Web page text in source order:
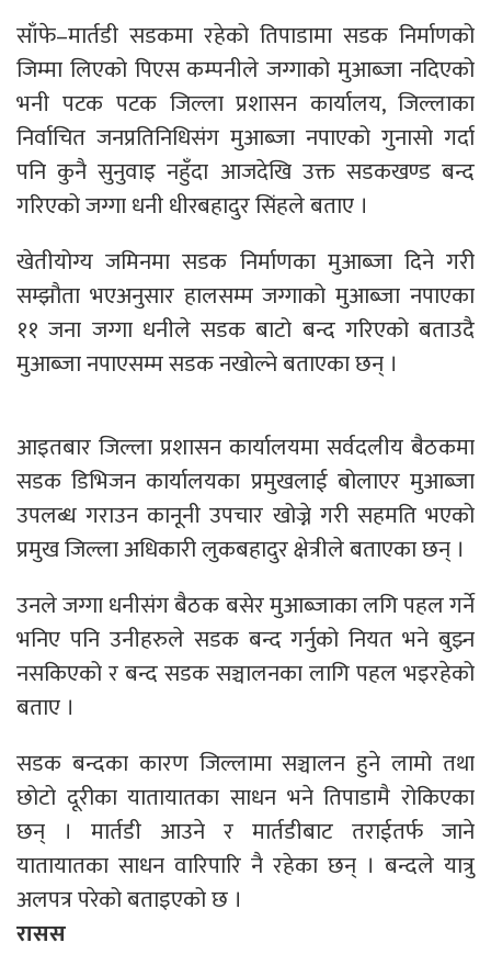
साँफे–मार्तडी सडकमा रहेको तिपाडामा सडक निर्माणको
जिम्मा लिएको पिएस कम्पनीले जग्गाको मुआब्जा नदिएको
भनी पटक पटक जिल्ला प्रशासन कार्यालय, जिल्लाका
निर्वाचित जनप्रतिनिधिसंग मुआब्जा नपाएको गुनासो गर्दा
पनि कुनै सुनुवाइ नहुँदा आजदेखि उक्त सडकखण्ड बन्द
गरिएको जग्गा धनी धीरबहादुर सिंहले बताए ।
खेतीयोग्य जमिनमा सडक निर्माणका मुआब्जा दिने गरी
सम्झौता भएअनुसार हालसम्म जग्गाको मुआब्जा नपाएका
११ जना जग्गा धनीले सडक बाटो बन्द गरिएको बताउदै
मुआब्जा नपाएसम्म सडक नखोल्ने बताएका छन् ।
आइतबार जिल्ला प्रशासन कार्यालयमा सर्वदलीय बैठकमा
सडक डिभिजन कार्यालयका प्रमुखलाई बोलाएर मुआब्जा
उपलब्ध गराउन कानूनी उपचार खोज्ने गरी सहमति भएको
प्रमुख जिल्ला अधिकारी लुकबहादुर क्षेत्रीले बताएका छन् ।
उनले जग्गा धनीसंग बैठक बसेर मुआब्जाका लगि पहल गर्ने
भनिए पनि उनीहरुले सडक बन्द गर्नुको नियत भने बुझ्न
नसकिएको र बन्द सडक सञ्चालनका लागि पहल भइरहेको
बताए ।
सडक बन्दका कारण जिल्लामा सञ्चालन हुने लामो तथा
छोटो दूरीका यातायातका साधन भने तिपाडामै रोकिएका
छन् । मार्तडी आउने र मार्तडीबाट तराईतर्फ जाने
यातायातका साधन वारिपारि नै रहेका छन् । बन्दले यात्रु
अलपत्र परेको बताइएको छ ।
रासस